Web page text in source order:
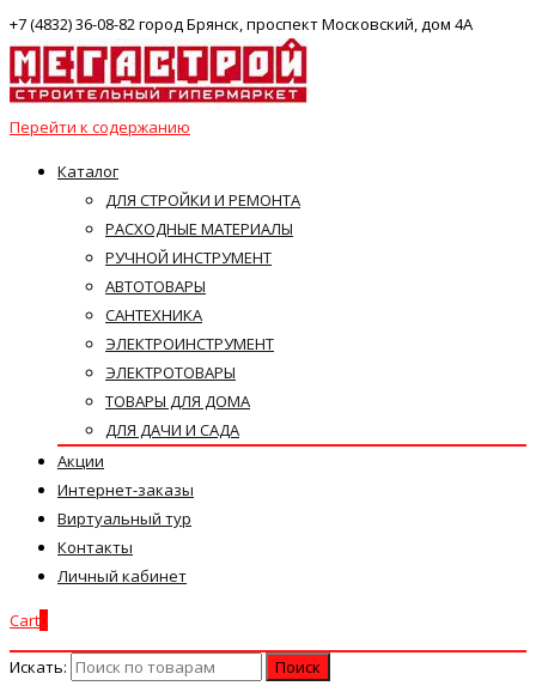
+7 (4832) 36-08-82 город Брянск, проспект Московский, дом 4А
Перейти к содержанию
Каталог
ДЛЯ СТРОЙКИ И РЕМОНТА
РАСХОДНЫЕ МАТЕРИАЛЫ
РУЧНОЙ ИНСТРУМЕНТ
АВТОТОВАРЫ
САНТЕХНИКА
ЭЛЕКТРОИНСТРУМЕНТ
ЭЛЕКТРОТОВАРЫ
ТОВАРЫ ДЛЯ ДОМА
ДЛЯ ДАЧИ И САДА
Акции
Интернет-заказы
Виртуальный тур
Контакты
Личный кабинет
Cart
Искать: